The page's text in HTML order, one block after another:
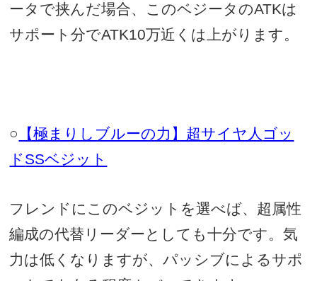
ータで挟んだ場合、このベジータのATKは
サポート分でATK10万近くは上がります。
○ 【極まりしブルーの力】超サイヤ人 ゴッ
ドSSベジット
フレンドにこのベジットを選べば、超属性
編成の代替リーダーとしても十分です。気
力は低くなりますが、パッシブによるサポ